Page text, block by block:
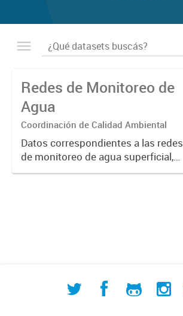
Redes de Monitoreo de
Agua
Coordinación de Calidad Ambiental
Datos correspondientes a las redes
de monitoreo de agua superficial,
subterránea y humedales (cuerpos